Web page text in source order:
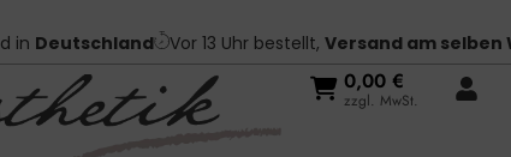
in Deutschland Vor 13 Uhr bestellt, Versand am selben
0,00 €
zzgl. MwSt.